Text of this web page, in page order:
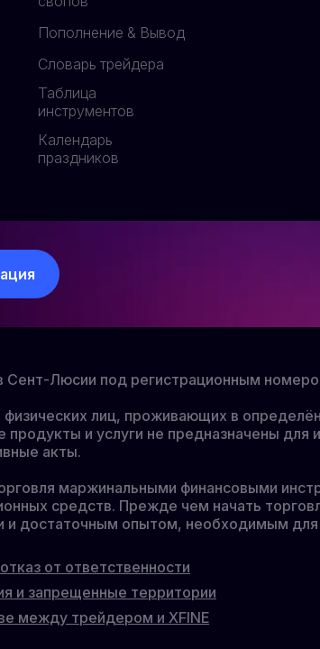
Пополнение & Вывод
Словарь трейдера
Таблица
инструментов
Календарь
праздников
в Сент-Люсии под регистрационным
физических лиц, проживающих в
и услуги не предназначены
акты.
маржинальными финансовыми
средств. Прежде чем начать
и достаточным опытом, необходимым для
от ответственности
и запрещенные территории
между трейдером и XFINE